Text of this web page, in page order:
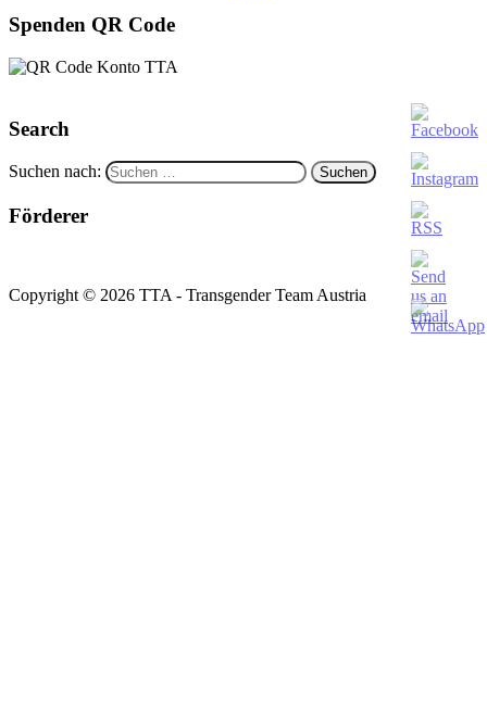
Spenden QR Code
Search
Suchen nach:
Förderer
Copyright © 2026 TTA - Transgender Team Austria